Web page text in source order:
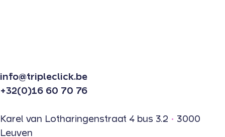
info@tripleclick.be
+32(0)16 60 70 76
Karel van Lotharingenstraat 4 bus 3.2 • 3000
Leuven